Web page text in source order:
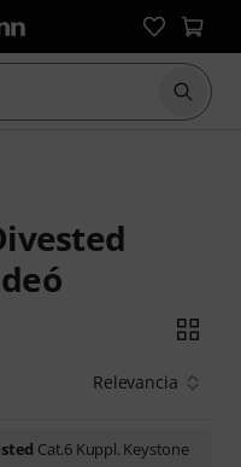
Relevancia
Cat.6 Kuppl. Keystone